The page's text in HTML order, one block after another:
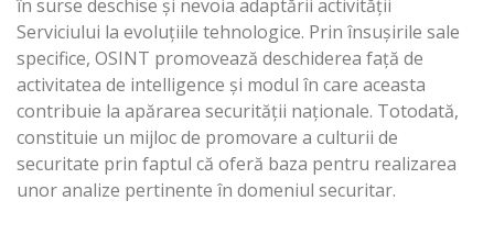
în surse deschise și nevoia adaptării activității
Serviciului la evoluțiile tehnologice. Prin însușirile sale
specifice, OSINT promovează deschiderea față de
activitatea de intelligence și modul în care aceasta
contribuie la apărarea securității naționale. Totodată,
constituie un mijloc de promovare a culturii de
securitate prin faptul că oferă baza pentru realizarea
unor analize pertinente în domeniul securitar.